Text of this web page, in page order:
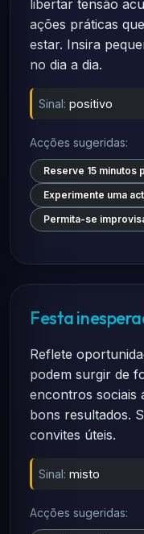
libertar tensão
ações práticas
estar. Insira
no dia a dia.
Sinal: positivo
Acções sugeridas:
Reserve 15 minutos
Experimente uma
Permita-se
Festa
Reflete
podem surgir de
encontros sociais
bons resultados.
convites úteis.
Sinal: misto
Acções sugeridas: